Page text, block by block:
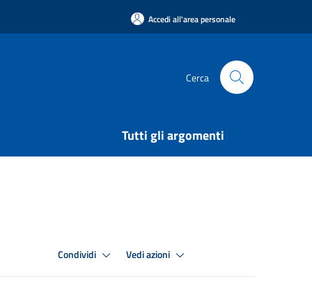
Accedi all'area personale
Cerca
Tutti gli argomenti
Condividi Vedi azioni